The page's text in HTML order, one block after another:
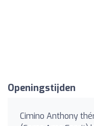
Openingstijden
Cimino Anthony